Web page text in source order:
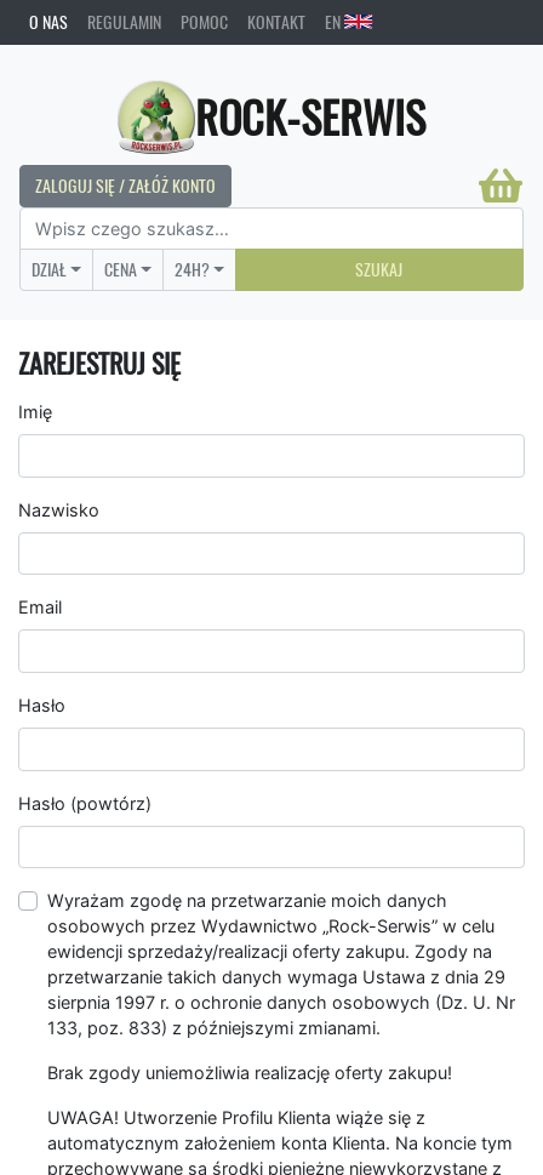
O NAS REGULAMIN POMOC KONTAKT EN
ROCK-SERWIS
ZALOGUJ SIĘ / ZAŁÓŻ KONTO
DZIAŁ CENA 24H? SZUKAJ
ZAREJESTRUJ SIĘ
Imię
Nazwisko
Email
Hasło
Hasło (powtórz)
Wyrażam zgodę na przetwarzanie moich danych
osobowych przez Wydawnictwo „Rock-Serwis” w celu
ewidencji sprzedaży/realizacji oferty zakupu. Zgody na
przetwarzanie takich danych wymaga Ustawa z dnia 29
sierpnia 1997 r. o ochronie danych osobowych (Dz. U. Nr
133, poz. 833) z późniejszymi zmianami.
Brak zgody uniemożliwia realizację oferty zakupu!
UWAGA! Utworzenie Profilu Klienta wiąże się z
automatycznym założeniem konta Klienta. Na koncie tym
przechowywane są środki pieniężne niewykorzystane z